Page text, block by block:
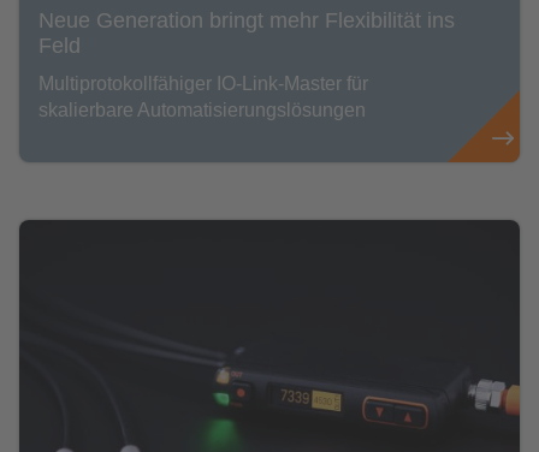
Neue Generation bringt mehr Flexibilität ins
Feld
Multiprotokollfähiger IO-Link-Master für
skalierbare Automatisierungslösungen